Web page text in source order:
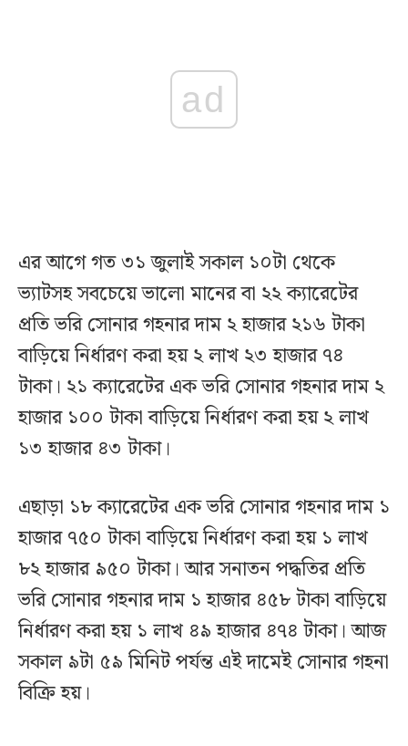
ad
এর আগে গত ৩১ জুলাই সকাল ১০টা থেকে
ভ্যাটসহ সবচেয়ে ভালো মানের বা ২২ ক্যারেটের
প্রতি ভরি সোনার গহনার দাম ২ হাজার ২১৬ টাকা
বাড়িয়ে নির্ধারণ করা হয় ২ লাখ ২৩ হাজার ৭৪
টাকা। ২১ ক্যারেটের এক ভরি সোনার গহনার দাম ২
হাজার ১০০ টাকা বাড়িয়ে নির্ধারণ করা হয় ২ লাখ
১৩ হাজার ৪৩ টাকা।
এছাড়া ১৮ ক্যারেটের এক ভরি সোনার গহনার দাম ১
হাজার ৭৫০ টাকা বাড়িয়ে নির্ধারণ করা হয় ১ লাখ
৮২ হাজার ৯৫০ টাকা। আর সনাতন পদ্ধতির প্রতি
ভরি সোনার গহনার দাম ১ হাজার ৪৫৮ টাকা বাড়িয়ে
নির্ধারণ করা হয় ১ লাখ ৪৯ হাজার ৪৭৪ টাকা। আজ
সকাল ৯টা ৫৯ মিনিট পর্যন্ত এই দামেই সোনার গহনা
বিক্রি হয়।